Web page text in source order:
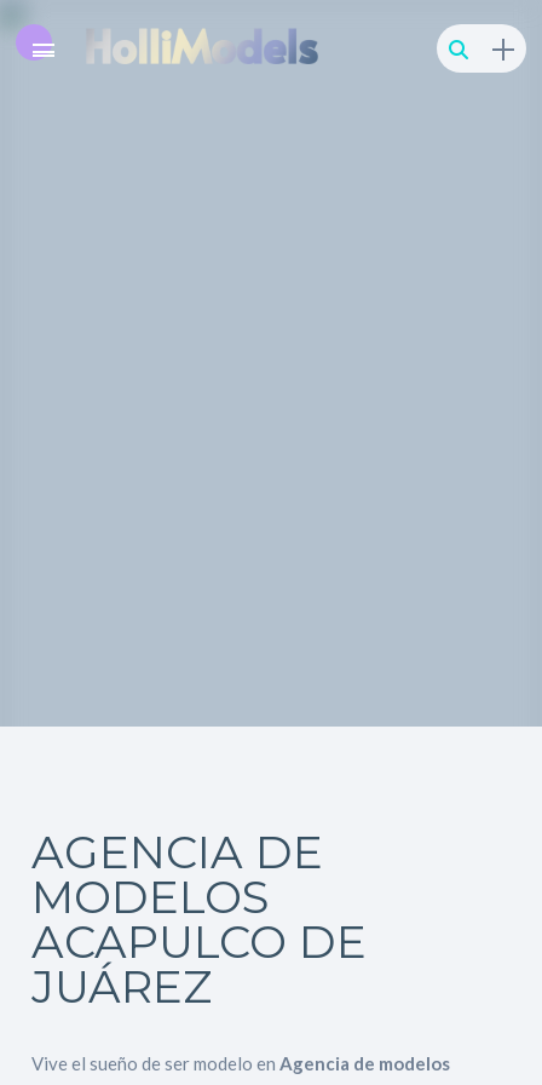
AGENCIA DE
MODELOS
ACAPULCO DE
JUÁREZ
Vive el sueño de ser modelo enAgencia de modelos